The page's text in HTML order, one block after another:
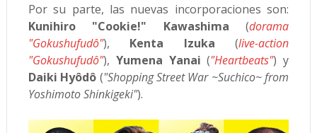
Por su parte, las nuevas incorporaciones son:
Kunihiro "Cookie!" Kawashima (dorama
"Gokushufudô"), Kenta Izuka (live-action
"Gokushufudô"), Yumena Yanai ("Heartbeats") y
Daiki Hyôdô ("Shopping Street War ~Suchico~ from
Yoshimoto Shinkigeki").